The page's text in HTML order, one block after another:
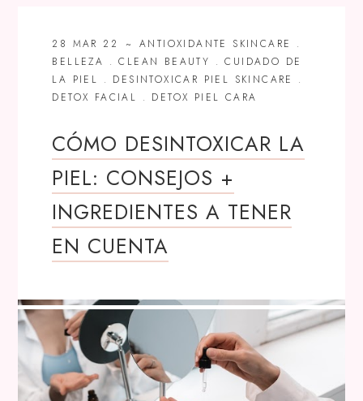
28 MAR 22 ANTIOXIDANTE SKINCARE
.
BELLEZA .CLEAN BEAUTY .CUIDADO DE
LA PIEL . DESINTOXICAR PIEL SKINCARE
.
DETOX FACIAL . DETOX PIEL CARA
CÓMO DESINTOXICAR LA
PIEL: CONSEJOS +
INGREDIENTES A TENER
EN CUENTA